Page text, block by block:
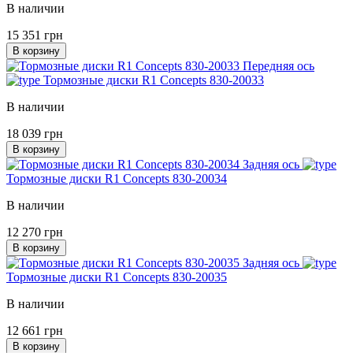
В наличии
15 351 грн
В корзину
Передняя ось
Тормозные диски R1 Concepts 830-20033
В наличии
18 039 грн
В корзину
Задняя ось
Тормозные диски R1 Concepts 830-20034
В наличии
12 270 грн
В корзину
Задняя ось
Тормозные диски R1 Concepts 830-20035
В наличии
12 661 грн
В корзину